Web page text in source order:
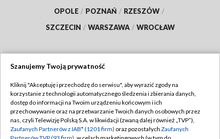
OPOLE / POZNAŃ / RZESZÓW /
SZCZECIN / WARSZAWA / WROCŁAW
TVP
Abonament TVP
Emisja w TVP
Regulamin TVP
Polityka prywatności
Szanujemy Twoją prywatność
Kliknij "Akceptuję i przechodzę do serwisu", aby wyrazić zgody na
korzystanie z technologii automatycznego śledzenia i zbierania danych,
dostęp do informacji na Twoim urządzeniu końcowym i ich
przechowywanie oraz na przetwarzanie Twoich danych osobowych przez
nas, czyli Telewizję Polską S.A. w likwidacji (zwaną dalej również „TVP”),
Zaufanych Partnerów z IAB* (1201 firm) oraz pozostałych Zaufanych